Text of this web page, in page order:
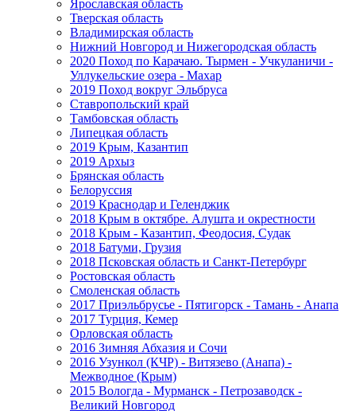
Ярославская область
Тверская область
Владимирская область
Нижний Новгород и Нижегородская область
2020 Поход по Карачаю. Тырмен - Учкуланичи -
Уллукельские озера - Махар
2019 Поход вокруг Эльбруса
Ставропольский край
Тамбовская область
Липецкая область
2019 Крым, Казантип
2019 Архыз
Брянская область
Белоруссия
2019 Краснодар и Геленджик
2018 Крым в октябре. Алушта и окрестности
2018 Крым - Казантип, Феодосия, Судак
2018 Батуми, Грузия
2018 Псковская область и Санкт-Петербург
Ростовская область
Смоленская область
2017 Приэльбрусье - Пятигорск - Тамань - Анапа
2017 Турция, Кемер
Орловская область
2016 Зимняя Абхазия и Сочи
2016 Узункол (КЧР) - Витязево (Анапа) -
Межводное (Крым)
2015 Вологда - Мурманск - Петрозаводск -
Великий Новгород